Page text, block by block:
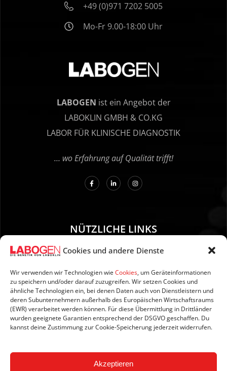
Cookies und andere Dienste
Wir verwenden wir Technologien wie Cookies, um Geräteinformationen
zu speichern und/oder darauf zuzugreifen. Wir setzen Cookies und
ähnliche Technologien ein, bei denen Daten auch von Dienstleistern und
deren Subunternehmern außerhalb des Europäischen Wirtschaftsraums
(EWR) verarbeitet werden können. Für diese Übermittlung in Drittländer
wurden geeignete Garantien entsprechend der DSGVO geschaffen. Du
kannst deine Zustimmung zur Cookie-Speicherung jederzeit widerrufen.
Akzeptieren
+49 (0)971 7202 5005
Mo-Fr 9.00-18:00 Uhr
LABOGEN ist ein Angebot der
LABOKLIN GMBH & CO.KG
LABOR FÜR KLINISCHE DIAGNOSTIK
… wo Erfahrung auf Qualität trifft!
NÜTZLICHE LINKS
01. Anleitung zur Probenentnahme
02. Versand und Zahlung
03. Impressum
04. Datenschutzerklärung
05. AGB’s
06. Widerrufsbelehrung